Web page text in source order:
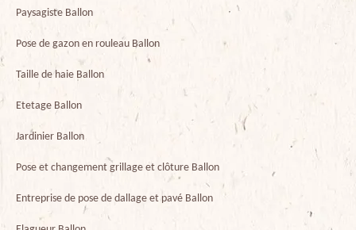
Paysagiste Ballon
Pose de gazon en rouleau Ballon
Taille de haie Ballon
Etetage Ballon
Jardinier Ballon
Pose et changement grillage et clôture Ballon
Entreprise de pose de dallage et pavé Ballon